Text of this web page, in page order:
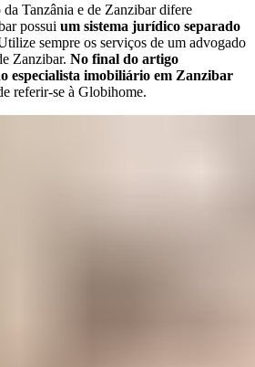
da Tanzânia e de Zanzibar difere
possui um sistema jurídico separado
sempre os serviços de um advogado
Zanzibar. No final do artigo
especialista imobiliário em Zanzibar
referir-se à Globihome.